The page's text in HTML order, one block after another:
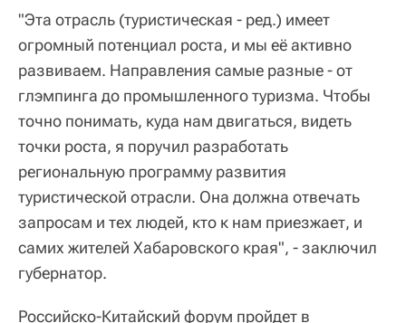
"Эта отрасль (туристическая - ред.) имеет
огромный потенциал роста, и мы её активно
развиваем. Направления самые разные - от
глэмпинга до промышленного туризма. Чтобы
точно понимать, куда нам двигаться, видеть
точки роста, я поручил разработать
региональную программу развития
туристической отрасли. Она должна отвечать
запросам и тех людей, кто к нам приезжает, и
самих жителей Хабаровского края", - заключил
губернатор.
Российско-Китайский форум пройдет в